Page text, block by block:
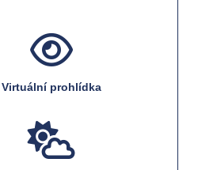
Virtuální prohlídka